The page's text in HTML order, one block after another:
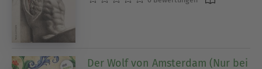
Der Wolf von Amsterdam (Nur bei